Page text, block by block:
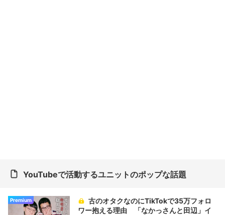
YouTubeで活動するユニットのポップな話題
Premium
古のオタクなのにTikTokで35万フォロ
ワー抱える理由 「なかっさんと田辺」イ